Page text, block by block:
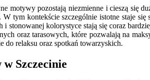
pozostają niezmienne i cieszą się
tym kontekście szczególnie istotne staje
kolorystyce stają się coraz
oraz tarasowych, które pozwalają na
do relaksu oraz spotkań towarzyskich.
Szczecinie